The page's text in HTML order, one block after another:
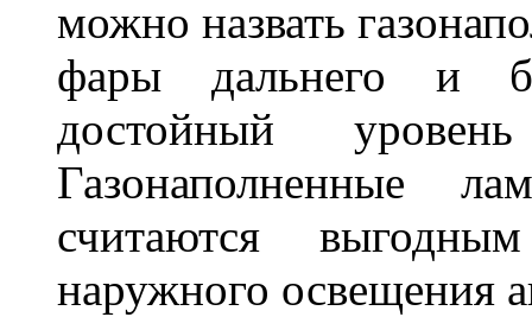
можно назвать
фары дальнего и
достойный
Газонаполненные
считаются
наружного освещения